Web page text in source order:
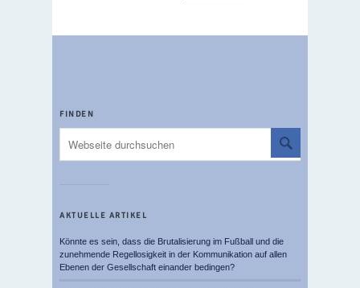
FINDEN
AKTUELLE ARTIKEL
Könnte es sein, dass die Brutalisierung im Fußball und die
zunehmende Regellosigkeit in der Kommunikation auf allen
Ebenen der Gesellschaft einander bedingen?